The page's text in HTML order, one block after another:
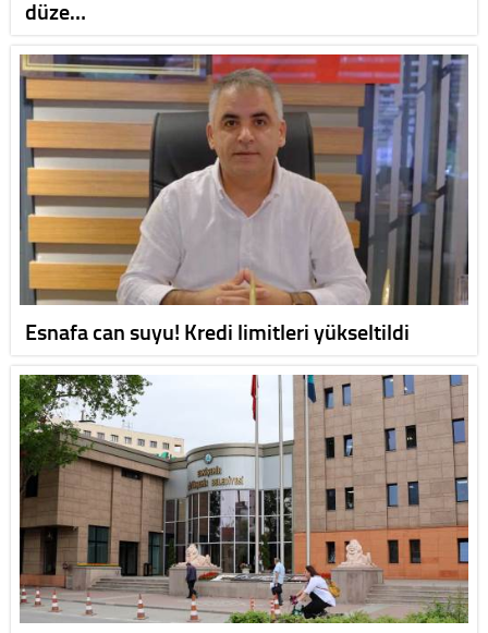
düze…
Esnafa can suyu! Kredi limitleri yükseltildi